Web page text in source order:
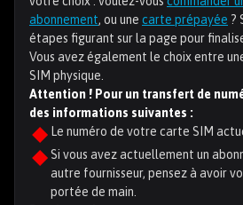
abonnement, ou une carte prépayée ?
étapes figurant sur la page pour
Vous avez également le choix entre
SIM physique.
Attention ! Pour un transfert de
des informations suivantes :
Le numéro de votre carte SIM
Si vous avez actuellement un
autre fournisseur, pensez à avoir
portée de main.